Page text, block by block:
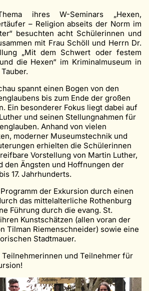
ihres W-Seminars „Hexen,
– Religion abseits der Norm im
besuchten acht Schülerinnen und
mit Frau Schöll und Herrn Dr.
„Mit dem Schwert oder festem
die Hexen“ im Kriminalmuseum in
spannt einen Bogen von den
bis zum Ende der großen
Ein besonderer Fokus liegt dabei auf
und seinen Stellungnahmen für
Anhand von vielen
moderner Museumstechnik und
erhielten die Schülerinnen
Vorstellung von Martin Luther,
den Ängsten und Hoffnungen der
17. Jahrhunderts.
der Exkursion durch einen
das mittelalterliche Rothenburg
Führung durch die evang. St.
Kunstschätzen (allen voran der
Tilman Riemenschneider) sowie eine
Stadtmauer.
Teilnehmerinnen und Teilnehmer für